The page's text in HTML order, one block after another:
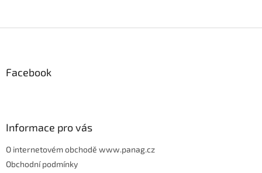
p
aFacebook
Informace pro vás
O internetovém obchodě www.panag.cz
Obchodní podmínky